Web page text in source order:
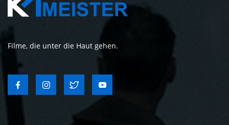
Filme, die unter die Haut gehen.